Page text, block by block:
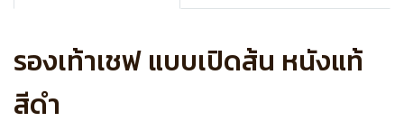
รองเท้าเชฟ แบบเปิดส้น หนังแท้
สีดำ